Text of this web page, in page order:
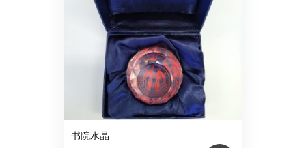
书院水晶